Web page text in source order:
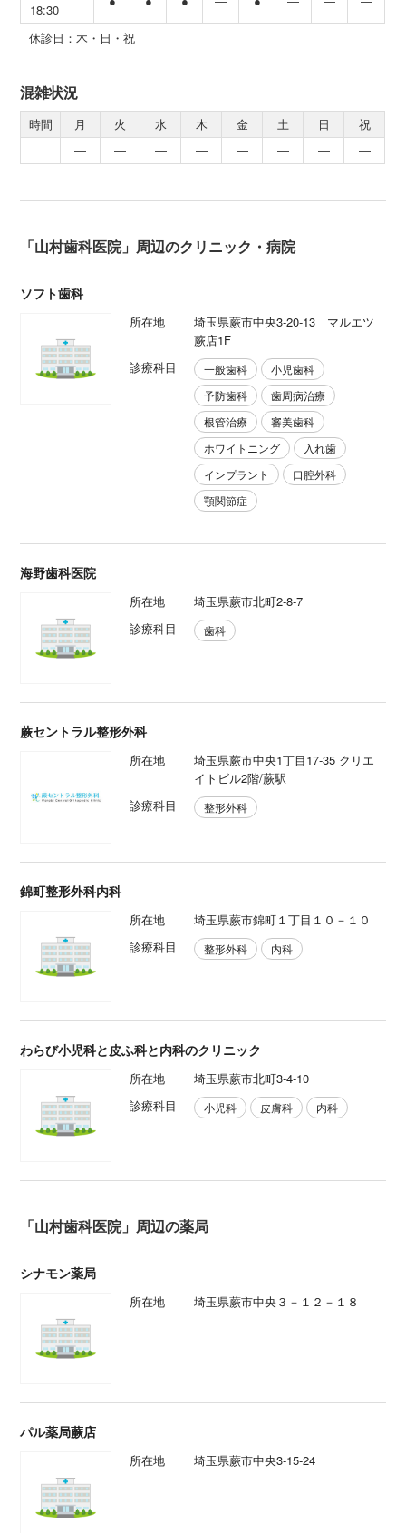
18:30
休診日：木・日・祝
混雑状況
時間 月 火 水 木 金 土 日
祝
―
― ― ― ― ― ― ―
「山村歯科医院」周辺のクリニック・病院
ソフト歯科
所在地
埼玉県蕨市中央3-20-13 マルエツ
蕨店1F
診療科目
一般歯科
小児歯科
予防歯科
歯周病治療
根管治療
審美歯科
ホワイトニング
入れ歯
インプラント
口腔外科
顎関節症
海野歯科医院
所在地
埼玉県蕨市北町2-8-7
診療科目
歯科
蕨セントラル整形外科
所在地
埼玉県蕨市中央1丁目17-35 クリエ
イトビル2階/蕨駅
診療科目
整形外科
錦町整形外科内科
所在地
埼玉県蕨市錦町１丁目１０－１０
診療科目
整形外科 内科
わらび小児科と皮ふ科と内科のクリニック
所在地
埼玉県蕨市北町3-4-10
診療科目
小児科 皮膚科 内科
「山村歯科医院」周辺の薬局
シナモン薬局
所在地 埼玉県蕨市中央３－１２－１８
パル薬局蕨店
所在地 埼玉県蕨市中央3-15-24